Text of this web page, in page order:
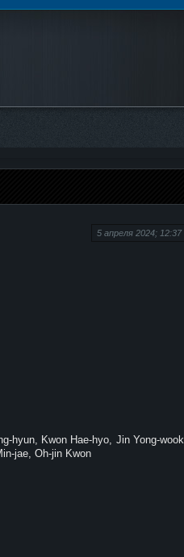
5 апреля 2024; 12:37
hyun, Kwon Hae-hyo, Jin Yong-wook,
jae, Oh-jin Kwon